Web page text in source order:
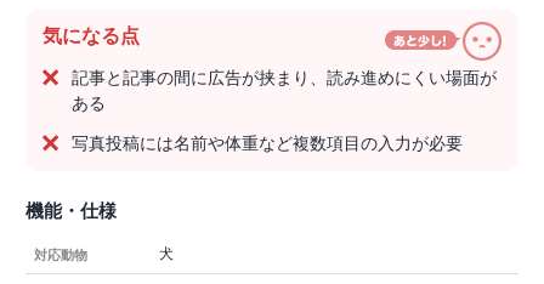
気になる点
記事と記事の間に広告が挟まり、読み進めにくい場面が
ある
写真投稿には名前や体重など複数項目の入力が必要
機能・仕様
対応動物 犬